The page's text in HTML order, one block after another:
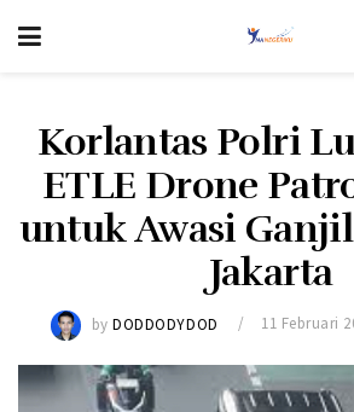
Korlantas Polri
ETLE Drone
untuk Awasi
Jakarta
by DODDODYDOD 11 Februari